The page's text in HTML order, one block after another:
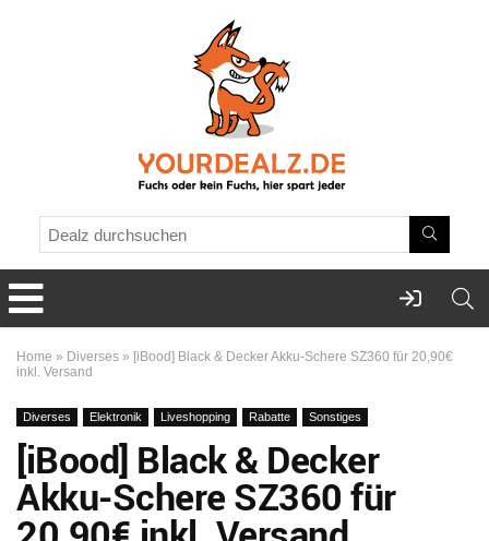
Home » Diverses » [iBood] Black & Decker Akku-Schere SZ360 für 20,90€
inkl. Versand
Diverses Elektronik Liveshopping Rabatte Sonstiges
[iBood] Black & Decker
Akku-Schere SZ360 für